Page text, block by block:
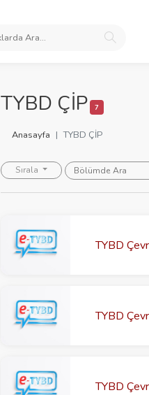
TYBD ÇİP 7
Anasayfa TYBD ÇİP
Sırala
TYBD
TYBD